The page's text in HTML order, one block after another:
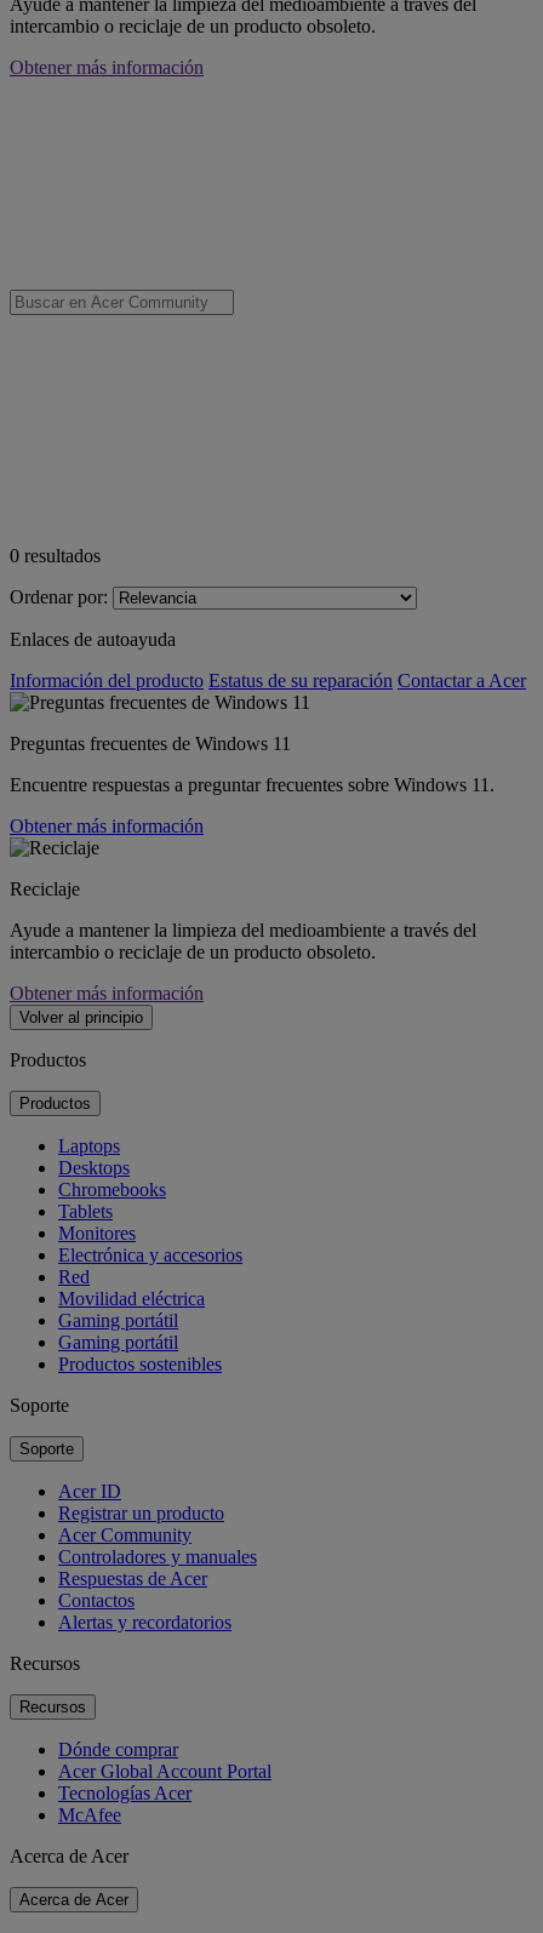
intercambio o reciclaje de un producto obsoleto.
Obtener más información
0 resultados
Ordenar por:
Enlaces de autoayuda
Información del producto Estatus de su reparación Contactar a Acer
Preguntas frecuentes de Windows 11
Encuentre respuestas a preguntar frecuentes sobre Windows 11.
Obtener más información
Reciclaje
Ayude a mantener la limpieza del medioambiente a través del
intercambio o reciclaje de un producto obsoleto.
Obtener más información
Volver al principio
Productos
Productos
Laptops
Desktops
Chromebooks
Tablets
Monitores
Electrónica y accesorios
Red
Movilidad eléctrica
Gaming portátil
Gaming portátil
Productos sostenibles
Soporte
Soporte
Acer ID
Registrar un producto
Acer Community
Controladores y manuales
Respuestas de Acer
Contactos
Alertas y recordatorios
Recursos
Recursos
Dónde comprar
Acer Global Account Portal
Tecnologías Acer
McAfee
Acerca de Acer
Acerca de Acer